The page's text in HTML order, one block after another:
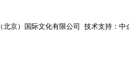
北京）国际文化有限公司 技术支持：